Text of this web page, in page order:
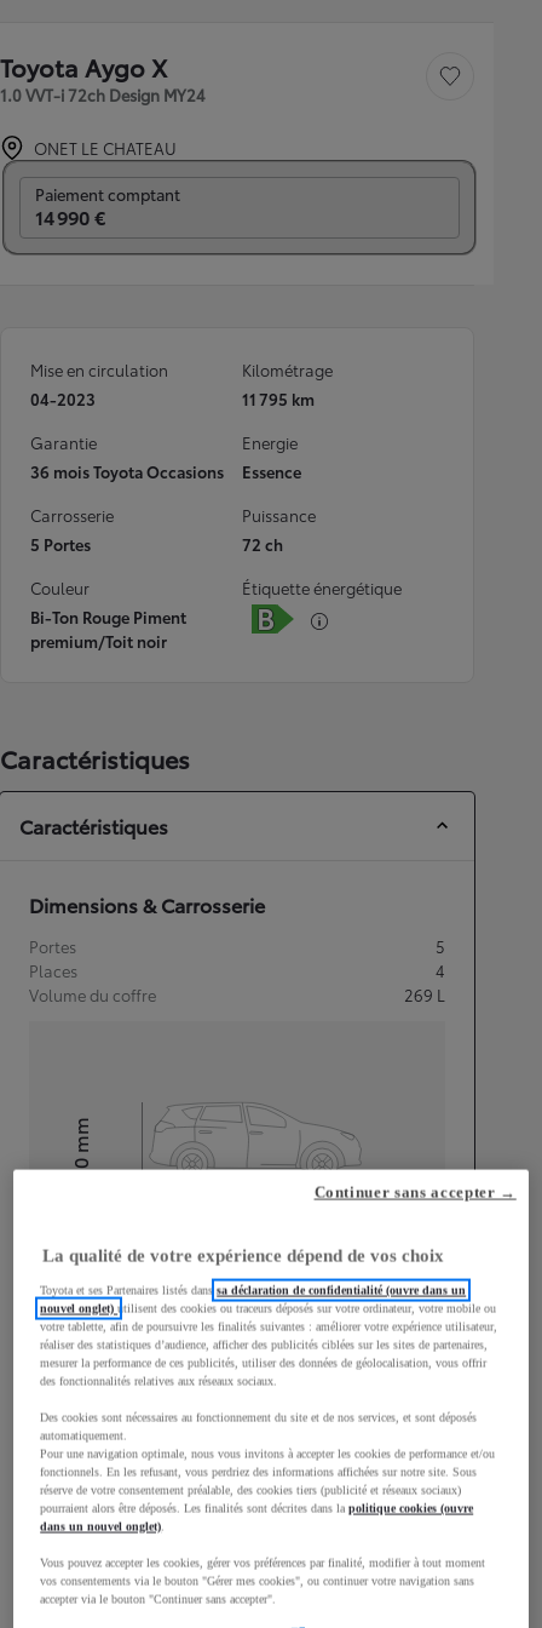
Toyota Aygo X
1.0 VVT-i 72ch Design MY24
Sauvegarder le
ONET LE CHATEAU
Paiement comptant
14 990 €
Mise en circulation
04-2023
Kilométrage
11 795 km
Garantie
36 mois Toyota Occasions
Energie
Essence
Carrosserie
5 Portes
Puissance
72 ch
Couleur
Bi-Ton Rouge Piment
premium/Toit noir
Étiquette énergétique
Caractéristiques
Caractéristiques
Dimensions & Carrosserie
Portes
5
Places
4
Volume du coffre
269 L
Hauteur
1 510
mm
1 740 mm
Consommation mixte
Consommation mixte 4,8L/100 km
Émissions CO2
La qualité de votre expérience dépend de vos choix
Toyota et ses Partenaires listés danssa déclaration de confidentialité (ouvre dans un
nouvel onglet)utilisent des cookies ou traceurs déposés sur votre ordinateur, votre mobile ou
votre tablette, afin de poursuivre les finalités suivantes : améliorer votre expérience utilisateur,
réaliser des statistiques d’audience, afficher des publicités ciblées sur les sites de partenaires,
mesurer la performance de ces publicités, utiliser des données de géolocalisation, vous offrir
des fonctionnalités relatives aux réseaux sociaux.
Des cookies sont nécessaires au fonctionnement du site et de nos services, et sont déposés
automatiquement.
Pour une navigation optimale, nous vous invitons à accepter les cookies de performance et/ou
fonctionnels. En les refusant, vous perdriez des informations affichées sur notre site. Sous
réserve de votre consentement préalable, des cookies tiers (publicité et réseaux sociaux)
pourraient alors être déposés. Les finalités sont décrites dans lapolitique cookies (ouvre
dans un nouvel onglet).
Vous pouvez accepter les cookies, gérer vos préférences par finalité, modifier à tout moment
vos consentements via le bouton "Gérer mes cookies", ou continuer votre navigation sans
accepter via le bouton "Continuer sans accepter".
Continuer sans accepter →